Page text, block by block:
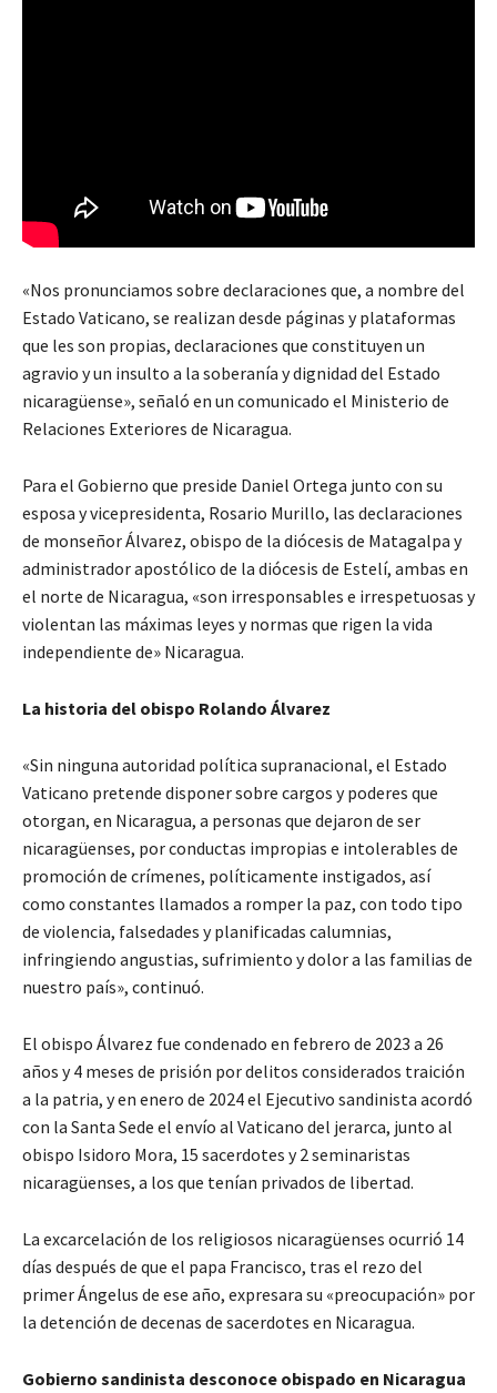
«Nos pronunciamos sobre declaraciones que, a nombre del
Estado Vaticano, se realizan desde páginas y plataformas
que les son propias, declaraciones que constituyen un
agravio y un insulto a la soberanía y dignidad del Estado
nicaragüense», señaló en un comunicado el Ministerio de
Relaciones Exteriores de Nicaragua.
Para el Gobierno que preside Daniel Ortega junto con su
esposa y vicepresidenta, Rosario Murillo, las declaraciones
de monseñor Álvarez, obispo de la diócesis de Matagalpa y
administrador apostólico de la diócesis de Estelí, ambas en
el norte de Nicaragua, «son irresponsables e irrespetuosas y
violentan las máximas leyes y normas que rigen la vida
independiente de» Nicaragua.
La historia del obispo Rolando Álvarez
«Sin ninguna autoridad política supranacional, el Estado
Vaticano pretende disponer sobre cargos y poderes que
otorgan, en Nicaragua, a personas que dejaron de ser
nicaragüenses, por conductas impropias e intolerables de
promoción de crímenes, políticamente instigados, así
como constantes llamados a romper la paz, con todo tipo
de violencia, falsedades y planificadas calumnias,
infringiendo angustias, sufrimiento y dolor a las familias de
nuestro país», continuó.
El obispo Álvarez fue condenado en febrero de 2023 a 26
años y 4 meses de prisión por delitos considerados traición
a la patria, y en enero de 2024 el Ejecutivo sandinista acordó
con la Santa Sede el envío al Vaticano del jerarca, junto al
obispo Isidoro Mora, 15 sacerdotes y 2 seminaristas
nicaragüenses, a los que tenían privados de libertad.
La excarcelación de los religiosos nicaragüenses ocurrió 14
días después de que el papa Francisco, tras el rezo del
primer Ángelus de ese año, expresara su «preocupación» por
la detención de decenas de sacerdotes en Nicaragua.
Gobierno sandinista desconoce obispado en Nicaragua